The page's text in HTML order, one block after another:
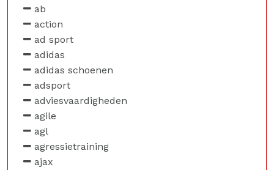
ab
action
ad sport
adidas
adidas schoenen
adsport
adviesvaardigheden
agile
agl
agressietraining
ajax